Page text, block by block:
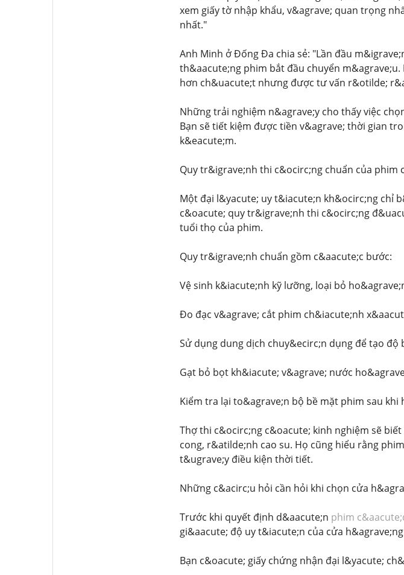
xem giấy tờ nhập khẩu, v&agrave; quan trọng
nhất."
Anh Minh ở Đống Đa chia sẻ: "Lần đầu
th&aacute;ng phim bắt đầu chuyển
hơn ch&uacute;t nhưng được tư vấn r&otilde;
Những trải nghiệm n&agrave;y cho thấy việc
Bạn sẽ tiết kiệm được tiền v&agrave; thời gian
k&eacute;m.
Quy tr&igrave;nh thi c&ocirc;ng chuẩn của
Một đại l&yacute; uy t&iacute;n kh&ocirc;ng chỉ
c&oacute; quy tr&igrave;nh thi c&ocirc;ng
tuổi thọ của phim.
Quy tr&igrave;nh chuẩn gồm c&aacute;c bước:
Vệ sinh k&iacute;nh kỹ lưỡng, loại bỏ
Đo đạc v&agrave; cắt phim ch&iacute;nh
Sử dụng dung dịch chuy&ecirc;n dụng để tạo độ
Gạt bỏ bọt kh&iacute; v&agrave; nước
Kiểm tra lại to&agrave;n bộ bề mặt phim sau khi
Thợ thi c&ocirc;ng c&oacute; kinh nghiệm sẽ
cong, r&atilde;nh cao su. Họ cũng hiểu rằng
t&ugrave;y điều kiện thời tiết.
Những c&acirc;u hỏi cần hỏi khi chọn cửa
Trước khi quyết định d&aacute;n phim
gi&aacute; độ uy t&iacute;n của cửa
Bạn c&oacute; giấy chứng nhận đại l&yacute;